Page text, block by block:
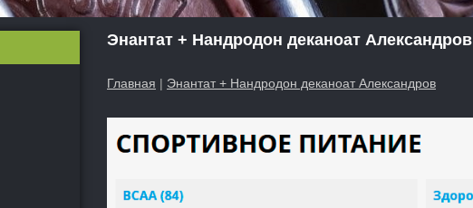
Энантат + Нандродон деканоат Александров
Главная | Энантат + Нандродон деканоат Александров